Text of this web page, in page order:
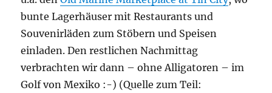
bunte Lagerhäuser mit Restaurants und
Souvenirläden zum Stöbern und Speisen
einladen. Den restlichen Nachmittag
verbrachten wir dann – ohne Alligatoren – im
Golf von Mexiko :-) (Quelle zum Teil: